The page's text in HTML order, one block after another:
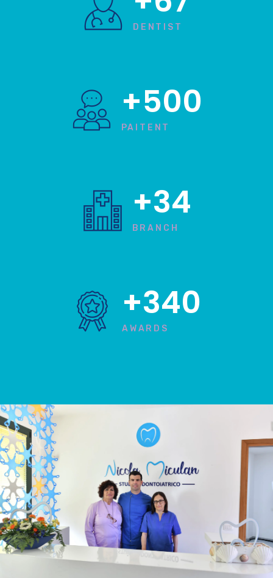
DENTIST
+500
PAITENT
+34
BRANCH
+340
AWARDS